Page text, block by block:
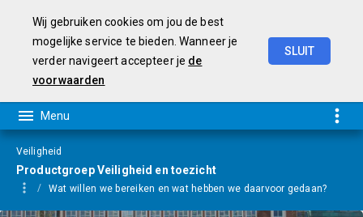
Wij gebruiken cookies om jou de best
mogelijke service te bieden. Wanneer je
verder navigeert accepteer je de
voorwaarden
SLUIT
Veiligheid
Productgroep Veiligheid en toezicht
Wat willen we bereiken en wat hebben we daarvoor gedaan?